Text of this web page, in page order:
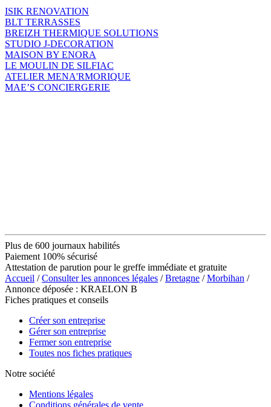
ISIK RENOVATION
BLT TERRASSES
BREIZH THERMIQUE SOLUTIONS
STUDIO J-DECORATION
MAISON BY ENORA
LE MOULIN DE SILFIAC
ATELIER MENA'RMORIQUE
MAE’S CONCIERGERIE
Plus de 600 journaux habilités
Paiement 100% sécurisé
Attestation de parution pour le greffe immédiate et gratuite
Accueil /Consulter les annonces légales /Bretagne /Morbihan /
Annonce déposée : KRAELON B
Fiches pratiques et conseils
Créer son entreprise
Gérer son entreprise
Fermer son entreprise
Toutes nos fiches pratiques
Notre société
Mentions légales
Conditions générales de vente